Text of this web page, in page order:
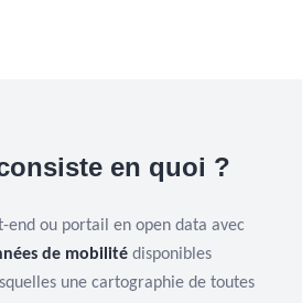
en quoi ?
ou portail en open data avec
de mobilité disponibles
une cartographie de toutes